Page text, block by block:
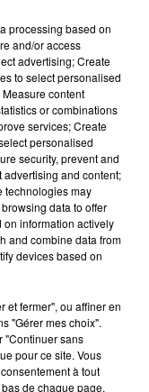
LA...
servait
processing based on
and/or access
advertising; Create
to select personalised
content
or combinations
services; Create
personalised
security, prevent and
advertising and content;
technologies may
data to offer
information actively
and combine data from
devices based on
et fermer", ou affiner en
"Gérer mes choix".
"Continuer sans
pour ce site. Vous
à tout
de chaque page.